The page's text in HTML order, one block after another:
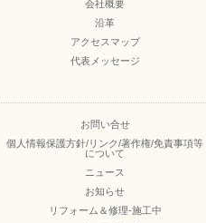
会社概要
沿革
アクセスマップ
代表メッセージ
お問い合せ
個人情報保護方針/リンク/著作権/免責事項等
について
ニュース
お知らせ
リフォーム＆修理-施工中